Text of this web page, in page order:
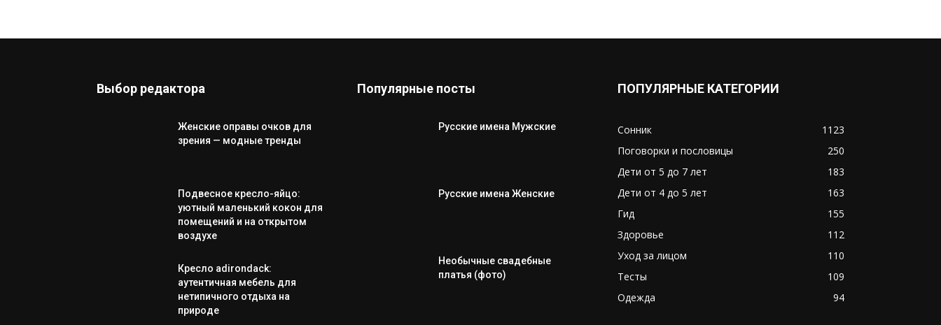
Выбор редактора
Женские оправы очков для
зрения — модные тренды
Подвесное кресло-яйцо:
уютный маленький кокон для
помещений и на открытом
воздухе
Кресло adirondack:
аутентичная мебель для
нетипичного отдыха на
природе
Популярные посты
Русские имена Мужские
Русские имена Женские
Необычные свадебные
платья (фото)
ПОПУЛЯРНЫЕ КАТЕГОРИИ
Сонник
1123
Поговорки и пословицы
250
Дети от 5 до 7 лет
183
Дети от 4 до 5 лет
163
Гид
155
Здоровье
112
Уход за лицом
110
Тесты
109
Одежда
94